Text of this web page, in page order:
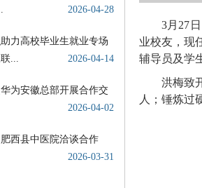
3月27
业校友，现
辅导员及学
洪梅致
人；锤炼过